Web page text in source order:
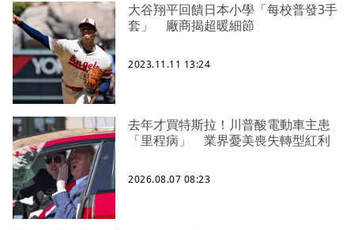
大谷翔平回饋日本小學「每校普發3手
套」 廠商揭超暖細節
2023.11.11 13:24
去年才買特斯拉！川普酸電動車主患
「里程病」 業界憂美喪失轉型紅利
2026.08.07 08:23